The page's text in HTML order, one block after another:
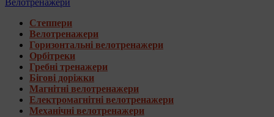
Велотренажери
Степпери
Велотренажери
Горизонтальні велотренажери
Орбітреки
Гребні тренажери
Бігові доріжки
Магнітні велотренажери
Електромагнітні велотренажери
Механічні велотренажери